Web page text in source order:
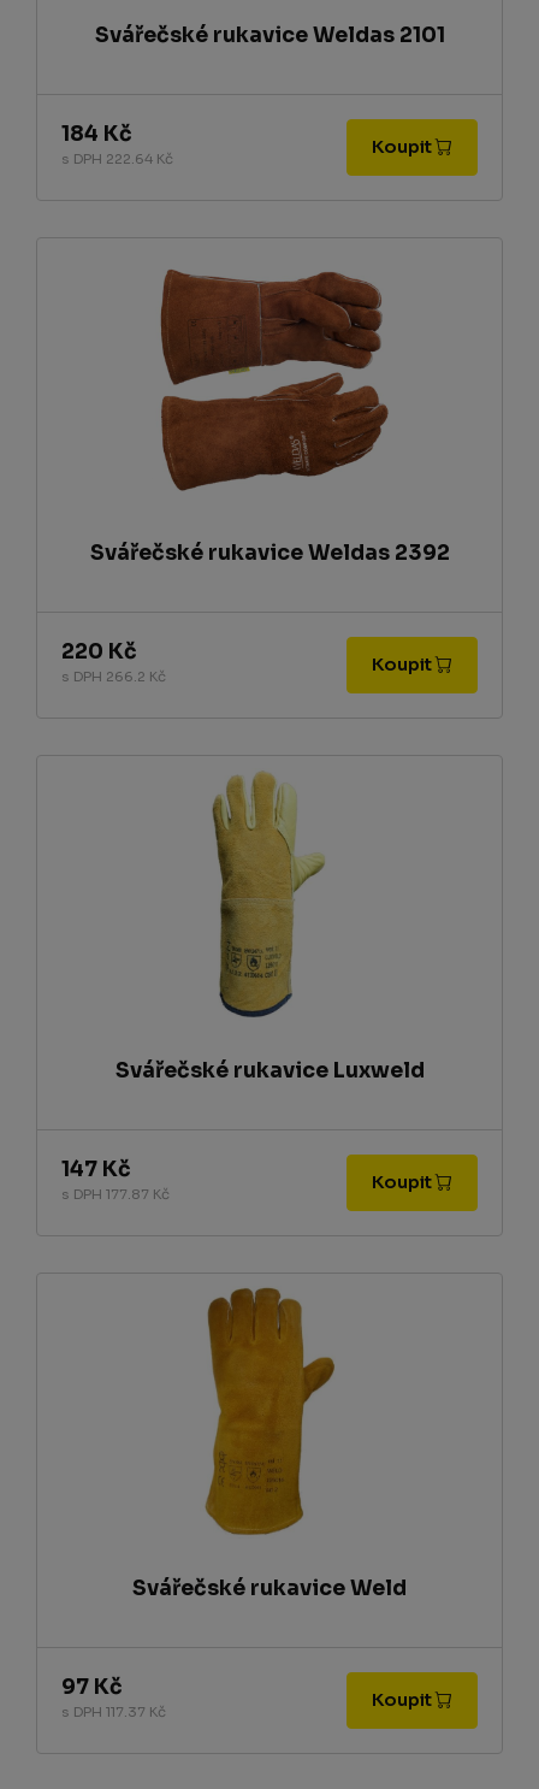
Svářečské rukavice Weldas 2101
184 Kč
s DPH 222.64 Kč
Koupit
Svářečské rukavice Weldas 2392
220 Kč
s DPH 266.2 Kč
Koupit
Svářečské rukavice Luxweld
147 Kč
s DPH 177.87 Kč
Koupit
Svářečské rukavice Weld
97 Kč
s DPH 117.37 Kč
Koupit